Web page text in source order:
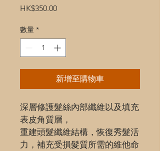
HK$350.00價
數量 *
新增至購物車
深層修護髮絲內部纖維以及填充
表皮角質層，
重建頭髮纖維結構，恢復秀髮活
力，補充受損髮質所需的維他命